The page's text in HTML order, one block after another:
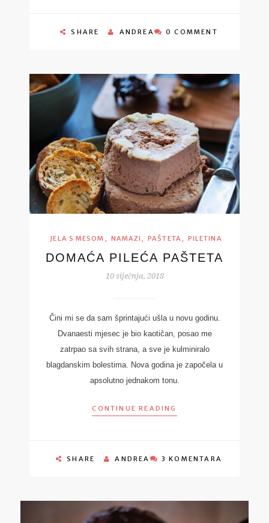
SHARE ANDREA 0 COMMENT
JELA S MESOM , NAMAZI , PAŠTETA, PILETINA
DOMAĆA PILEĆA PAŠTETA
10 siječnja, 2018
Čini mi se da sam šprintajući ušla u novu godinu.
Dvanaesti mjesec je bio kaotičan, posao me
zatrpao sa svih strana, a sve je kulminiralo
blagdanskim bolestima. Nova godina je započela u
apsolutno jednakom tonu.
CONTINUE READING
SHARE ANDREA 3 KOMENTARA